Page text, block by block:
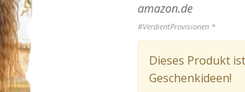
amazon.de
#VerdientProvisionen *
Dieses Produkt
Geschenkideen!